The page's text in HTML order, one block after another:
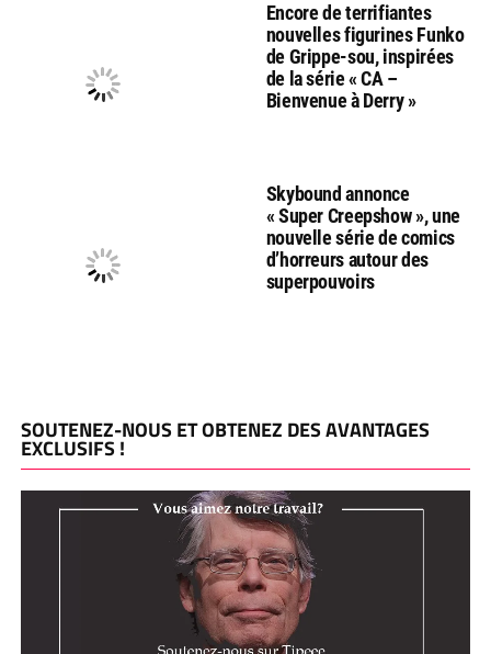
Encore de terrifiantes
nouvelles figurines Funko
de Grippe-sou, inspirées
de la série « CA –
Bienvenue à Derry »
Skybound annonce
« Super Creepshow », une
nouvelle série de comics
d’horreurs autour des
superpouvoirs
SOUTENEZ-NOUS ET OBTENEZ DES AVANTAGES
EXCLUSIFS !